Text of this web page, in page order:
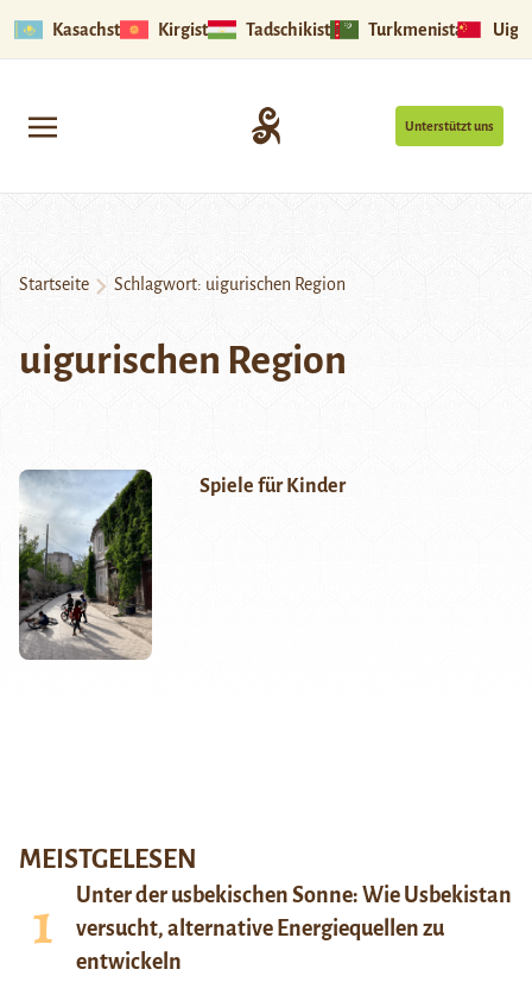
Kasachstan Kirgistan Tadschikistan Turkmenistan
Unterstützt uns
Startseite Schlagwort: uigurischen Region
uigurischen Region
Spiele für Kinder
MEISTGELESEN
Unter der usbekischen Sonne: Wie Usbekistan
versucht, alternative Energiequellen zu
entwickeln